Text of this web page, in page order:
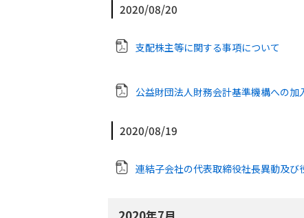
2020/08/20
支配株主等に関する事項について
公益財団法人財務会計基準機構への加
2020/08/19
連結子会社の代表取締役社長異動及び